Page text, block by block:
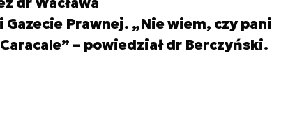
Prawnej. „Nie wiem, czy pani
– powiedział dr Berczyński.